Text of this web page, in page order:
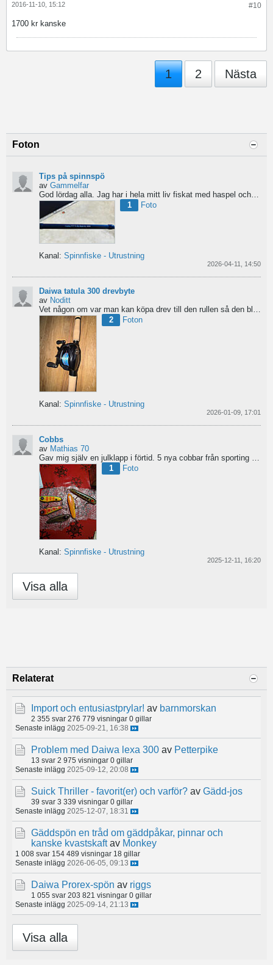
#10
2016-11-10, 15:12
1700 kr kanske
1 2 Nästa
Foton
Tips på spinnspö
av Gammelfar
God lördag alla. Jag har i hela mitt liv fiskat med haspel och har för något år sedan hittat min...
1
Foto
Kanal: Spinnfiske - Utrustning
2026-04-11, 14:50
Daiwa tatula 300 drevbyte
av Noditt
Vet någon om var man kan köpa drev till den rullen så den blir lågutväxlad har en japansk 8.1 det är...
2
Foton
Kanal: Spinnfiske - Utrustning
2026-01-09, 17:01
Cobbs
av Mathias 70
1
Foto
Kanal: Spinnfiske - Utrustning
2025-12-11, 16:20
Visa alla
Relaterat
Import och entusiastprylar! av barnmorskan
2 355 svar 276 779 visningar 0 gillar
Senaste inlägg 2025-09-21, 16:38
Problem med Daiwa lexa 300 av Petterpike
13 svar 2 975 visningar 0 gillar
Senaste inlägg 2025-09-12, 20:08
Suick Thriller - favorit(er) och varför? av Gädd-jos
39 svar 3 339 visningar 0 gillar
Senaste inlägg 2025-12-07, 18:31
Gäddspön en tråd om gäddpåkar, pinnar och
kanske kvastskaft av Monkey
1 008 svar 154 489 visningar 18 gillar
Senaste inlägg 2026-06-05, 09:13
Daiwa Prorex-spön av riggs
1 055 svar 203 821 visningar 0 gillar
Senaste inlägg 2025-09-14, 21:13
Visa alla